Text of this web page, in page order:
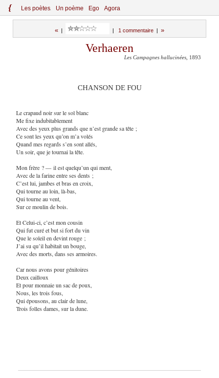
{ Les poètes Un poème Ego Agora
« 1 commentaire »
Verhaeren
Les Campagnes hallucinées , 1893
CHANSON DE FOU
Le crapaud noir sur le sol blanc
Me fixe indubitablement
Avec des yeux plus grands que n’est grande sa tête ;
Ce sont les yeux qu’on m’a volés
Quand mes regards s’en sont allés,
Un soir, que je tournai la tête.
Mon frère ? — il est quelqu’un qui ment,
Avec de la farine entre ses dents ;
C’est lui, jambes et bras en croix,
Qui tourne au loin, là-bas,
Qui tourne au vent,
Sur ce moulin de bois.
Et Celui-ci, c’est mon cousin
Qui fut curé et but si fort du vin
Que le soleil en devint rouge ;
J’ai su qu’il habitait un bouge,
Avec des morts, dans ses armoires.
Car nous avons pour génitoires
Deux cailloux
Et pour monnaie un sac de poux,
Nous, les trois fous,
Qui épousons, au clair de lune,
Trois folles dames, sur la dune.